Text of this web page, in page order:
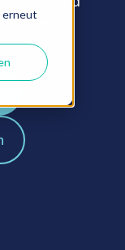
erneut
zu